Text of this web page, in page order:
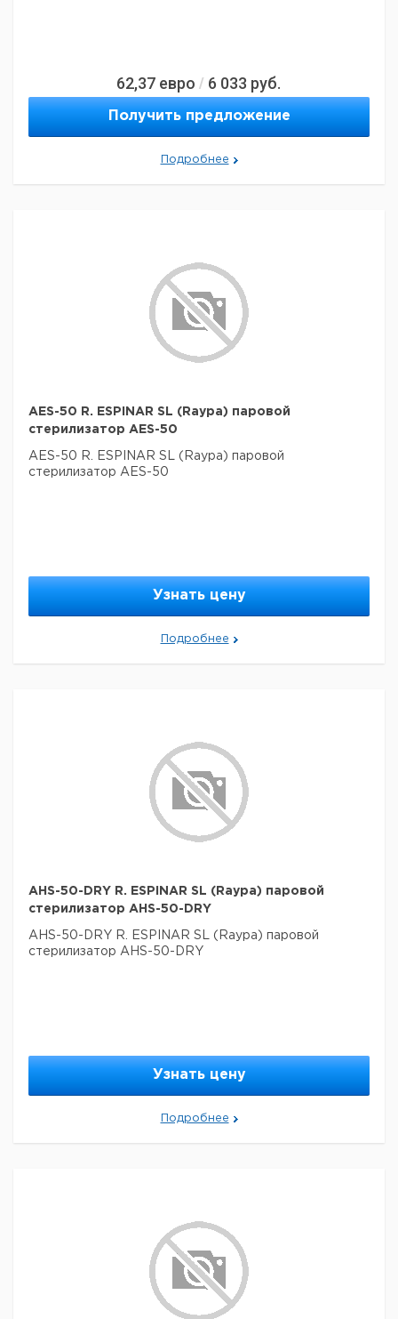
62,37 евро / 6 033 руб.
Получить предложение
Подробнее
AES-50 R. ESPINAR SL (Raypa) паровой
стерилизатор AES-50
AES-50 R. ESPINAR SL (Raypa) паровой
стерилизатор AES-50
Узнать цену
Подробнее
AHS-50-DRY R. ESPINAR SL (Raypa) паровой
стерилизатор AHS-50-DRY
AHS-50-DRY R. ESPINAR SL (Raypa) паровой
стерилизатор AHS-50-DRY
Узнать цену
Подробнее